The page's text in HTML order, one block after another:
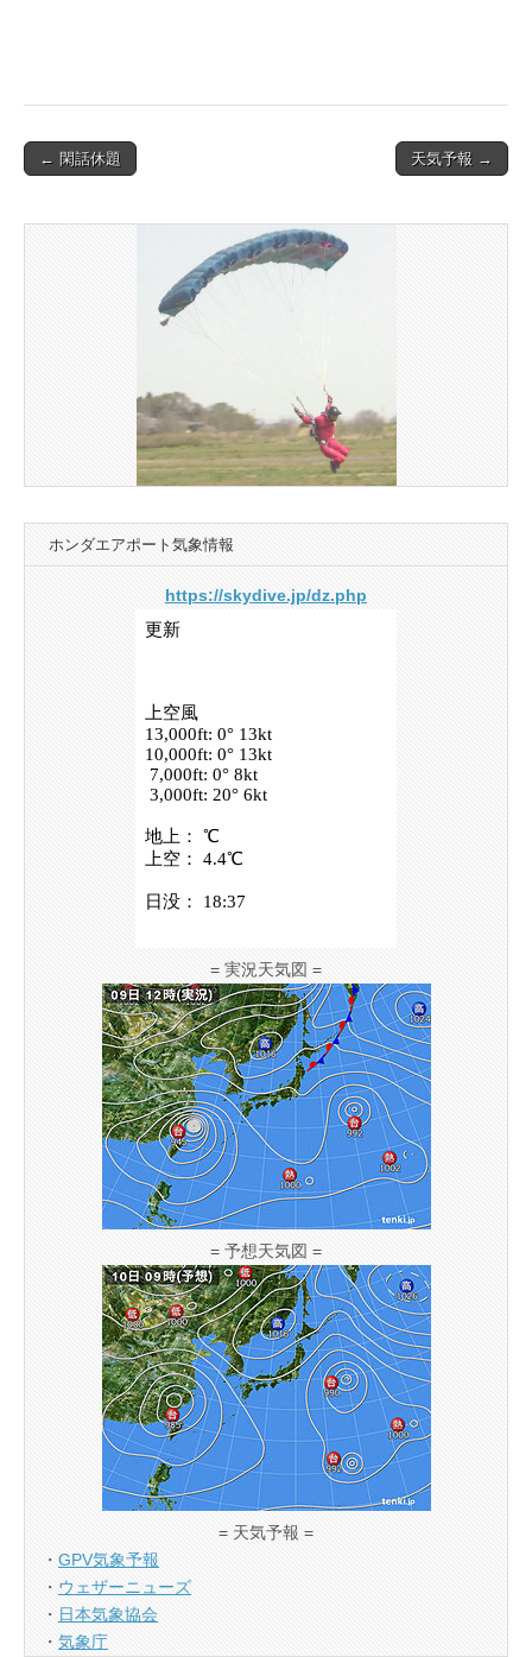
Post
← 閑話休題 天気予報 →
ホンダエアポート気象情報
https://skydive.jp/dz.php
= 実況天気図 =
= 予想天気図 =
= 天気予報 =
・ GPV気象予報
・ ウェザーニューズ
・ 日本気象協会
・ 気象庁